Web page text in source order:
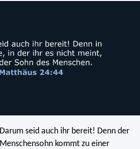
Darum seid auch ihr bereit! Denn der
Menschensohn kommt zu einer